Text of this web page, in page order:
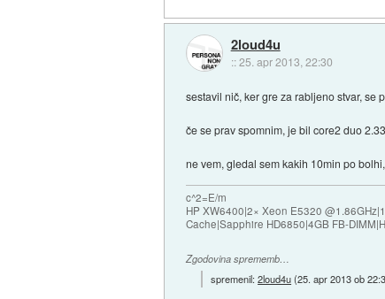
2loud4u
::25. apr 2013, 22:30
sestavil nič, ker gre za rabljeno stvar, se
če se prav spomnim, je bil core2 duo
ne vem, gledal sem kakih 10min po
c^2=E/m
HP XW6400|2× Xeon E5320
Cache|Sapphire HD6850|4GB FB-
Zgodovina sprememb…
spremenil:2loud4u(25. apr 2013 ob